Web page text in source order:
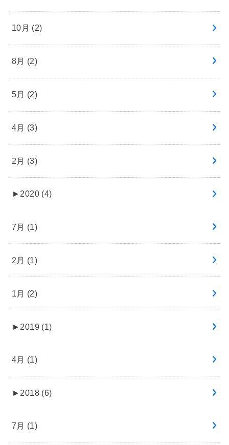
10月 (2)
8月 (2)
5月 (2)
4月 (3)
2月 (3)
►2020 (4)
7月 (1)
2月 (1)
1月 (2)
► 2019 (1)
4月 (1)
► 2018 (6)
7月 (1)